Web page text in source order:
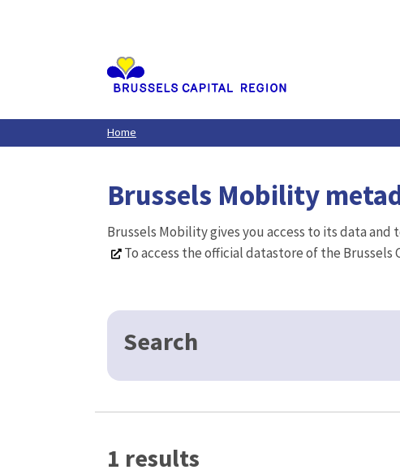
Home
Brussels Mobility
Brussels Mobility gives you access to its data
To access the official datastore of the Brussels
Search
1 results